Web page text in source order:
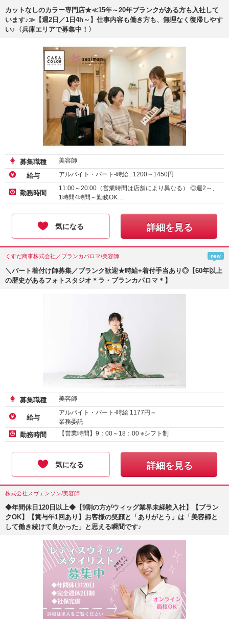
カットなしのカラー専門店★≪15年～20年ブランクがある方も入社して
います♪≫【週2日／1日4h～】仕事内容も働き方も、無理なく復帰しやす
い♪〈兵庫エリアで募集中！〉
募集職種 美容師
給与 アルバイト・パート-時給 : 1200～ 1450円
勤務時間
11:00～20:00（営業時間は店舗により異なる） ◎週2～、
1時間4時間～勤務OK…
気になる 詳細を見る
くすだ商事株式会社／ブランカパロマ/美容師 new
＼パート着付け師募集／ブランク歓迎★時給+着付手当あり◎【60年以上
の歴史があるフォトスタジオ＊ラ・ブランカパロマ＊】
募集職種 美容師
給与
アルバイト・パート-時給 1177 円～
業務委託
勤務時間 【営業時間】9：00～18：00 ※シフト制
気になる 詳細を見る
株式会社スヴェンソン/美容師
◆年間休日120日以上◆【9割の方がウィッグ業界未経験入社】【ブラン
クOK】【賞与年1回あり】お客様の笑顔と「ありがとう」は「美容師と
して働き続けて良かった」と思える瞬間です♪